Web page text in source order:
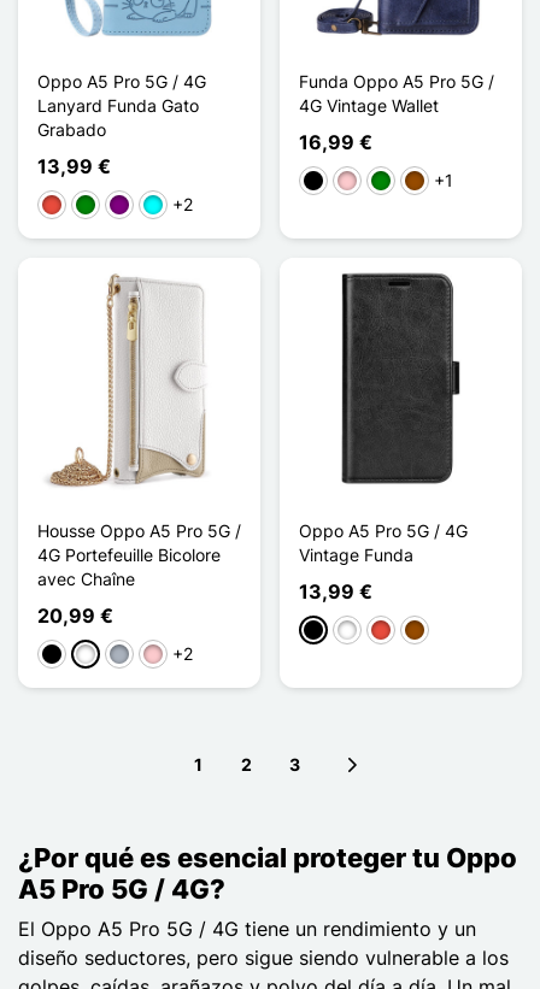
Oppo A5 Pro 5G / 4G
Lanyard Funda Gato
Grabado
13,99 €
RojoVerdePúrpura
Cian+2
Funda Oppo A5 Pro 5G /
4G Vintage Wallet
16,99 €
NegroRosaVerdeMarrón
+1
Housse Oppo A5 Pro 5G /
4G Portefeuille Bicolore
avec Chaîne
20,99 €
NegroBlanco
Gris Rosa+2
Oppo A5 Pro 5G / 4G
Vintage Funda
13,99 €
NegroBlancoRojoMarrón
1 2 3
¿Por qué es esencial proteger tu Oppo
A5 Pro 5G / 4G?
El Oppo A5 Pro 5G / 4G tiene un rendimiento y un
diseño seductores, pero sigue siendo vulnerable a los